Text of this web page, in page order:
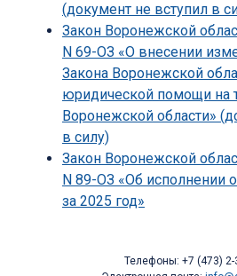
(документ не вступил в
Закон Воронежской
N 69-ОЗ «О внесении
Закона Воронежской
юридической помощи на
Воронежской области»
в силу)
Закон Воронежской
N 89-ОЗ «Об исполнении
за 2025 год»
Телефоны: +7 (473) 2-